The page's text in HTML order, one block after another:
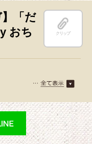
】「だ
おち
クリップ